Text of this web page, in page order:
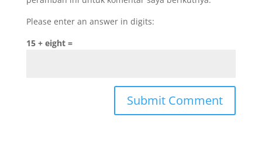
Please enter an answer in digits:
15 + eight =